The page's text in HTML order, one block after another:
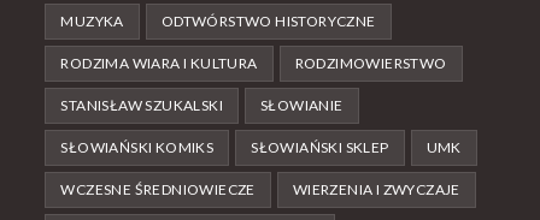
MUZYKA ODTWÓRSTWO HISTORYCZNE
RODZIMA WIARA I KULTURA RODZIMOWIERSTWO
STANISŁAW SZUKALSKI SŁOWIANIE
SŁOWIAŃSKI KOMIKS SŁOWIAŃSKI SKLEP UMK
WCZESNE ŚREDNIOWIECZE WIERZENIA I ZWYCZAJE